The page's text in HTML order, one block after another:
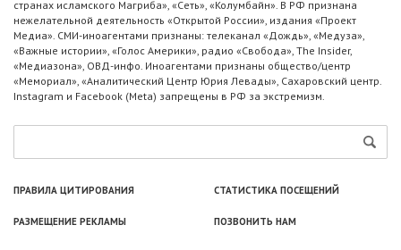
странах исламского Магриба», «Сеть», «Колумбайн». В РФ признана
нежелательной деятельность «Открытой России», издания «Проект
Медиа». СМИ-иноагентами признаны: телеканал «Дождь», «Медуза»,
«Важные истории», «Голос Америки», радио «Свобода», The Insider,
«Медиазона», ОВД-инфо. Иноагентами признаны общество/центр
«Мемориал», «Аналитический Центр Юрия Левады», Сахаровский центр.
Instagram и Facebook (Metа) запрещены в РФ за экстремизм.
ПРАВИЛА ЦИТИРОВАНИЯ СТАТИСТИКА ПОСЕЩЕНИЙ
РАЗМЕЩЕНИЕ РЕКЛАМЫ ПОЗВОНИТЬ НАМ